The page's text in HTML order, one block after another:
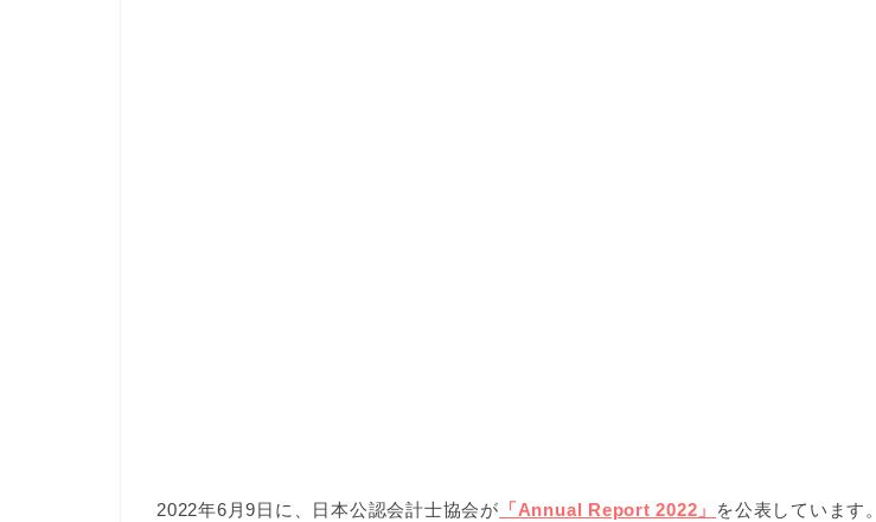
2022年6月9日に、日本公認会計士協会が 「Annual Report 2022」 を公表しています。